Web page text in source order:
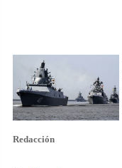
Redacción